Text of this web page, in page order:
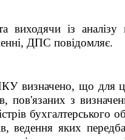
виходячи із
ДПС повідомляє.
визначено, що для
пов'язаних з
бухгалтерського
ведення яких